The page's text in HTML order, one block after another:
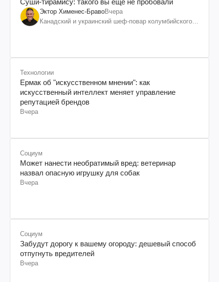
Эктор Хименес-БравоВчера
Канадский и украинский шеф-повар колумбийского
Технологии
Ермак об "искусственном мнении": как
искусственный интеллект меняет управление
репутацией брендов
Вчера
Социум
Может нанести необратимый вред: ветеринар
назвал опасную игрушку для собак
Вчера
Социум
Забудут дорогу к вашему огороду: дешевый способ
отпугнуть вредителей
Вчера